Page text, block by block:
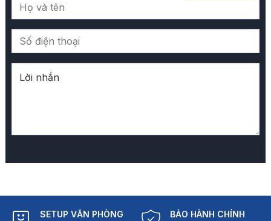
SETUP VĂN PHÒNG
BẢO HÀNH CHÍNH